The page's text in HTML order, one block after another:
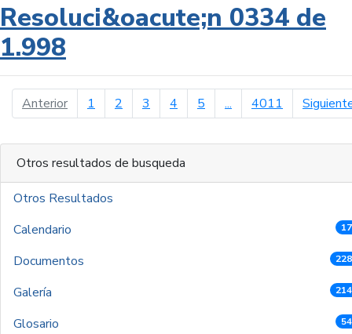
Resoluci&oacute;n 0334 de
1.998
Anteriorpágina anterior
1 2 3 4 5 ... 4011
Otros resultados de busqueda
Otros Resultados
Calendario
Documentos
Galería
Glosario